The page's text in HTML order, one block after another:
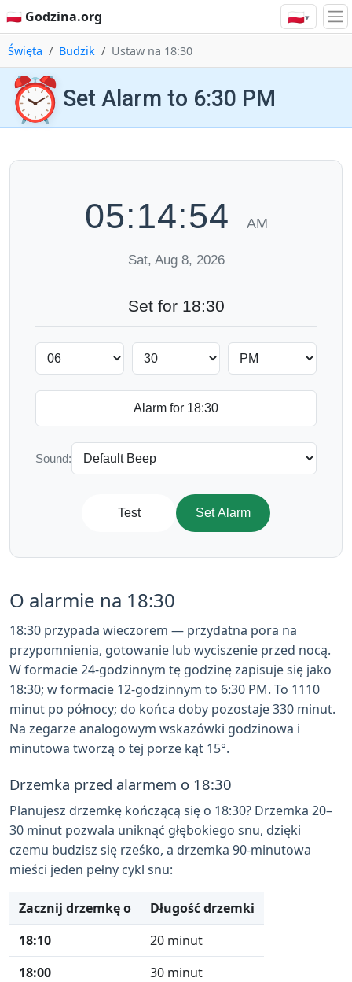
🇵🇱 Godzina.org 🇵🇱▾
Święta Budzik Ustaw na 18:30
⏰ Set Alarm to 6:30 PM
05:14:55 AM
Sat, Aug 8, 2026
Set for 18:30
Sound:
Test Set Alarm
O alarmie na 18:30
18:30 przypada wieczorem — przydatna pora na
przypomnienia, gotowanie lub wyciszenie przed nocą.
W formacie 24-godzinnym tę godzinę zapisuje się jako
18:30; w formacie 12-godzinnym to 6:30 PM. To 1110
minut po północy; do końca doby pozostaje 330 minut.
Na zegarze analogowym wskazówki godzinowa i
minutowa tworzą o tej porze kąt 15°.
Drzemka przed alarmem o 18:30
Planujesz drzemkę kończącą się o 18:30? Drzemka 20–
30 minut pozwala uniknąć głębokiego snu, dzięki
czemu budzisz się rześko, a drzemka 90-minutowa
mieści jeden pełny cykl snu:
Zacznij drzemkę o
Długość drzemki
18:10
20 minut
18:00
30 minut